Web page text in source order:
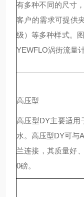
有多种不同的尺寸
客户的需求可提供
级）等多种样式。
YEWFLO涡街流量
高压型
高压型DY主要适用
水。高压型DY可与
兰连接，其质量好
0磅。